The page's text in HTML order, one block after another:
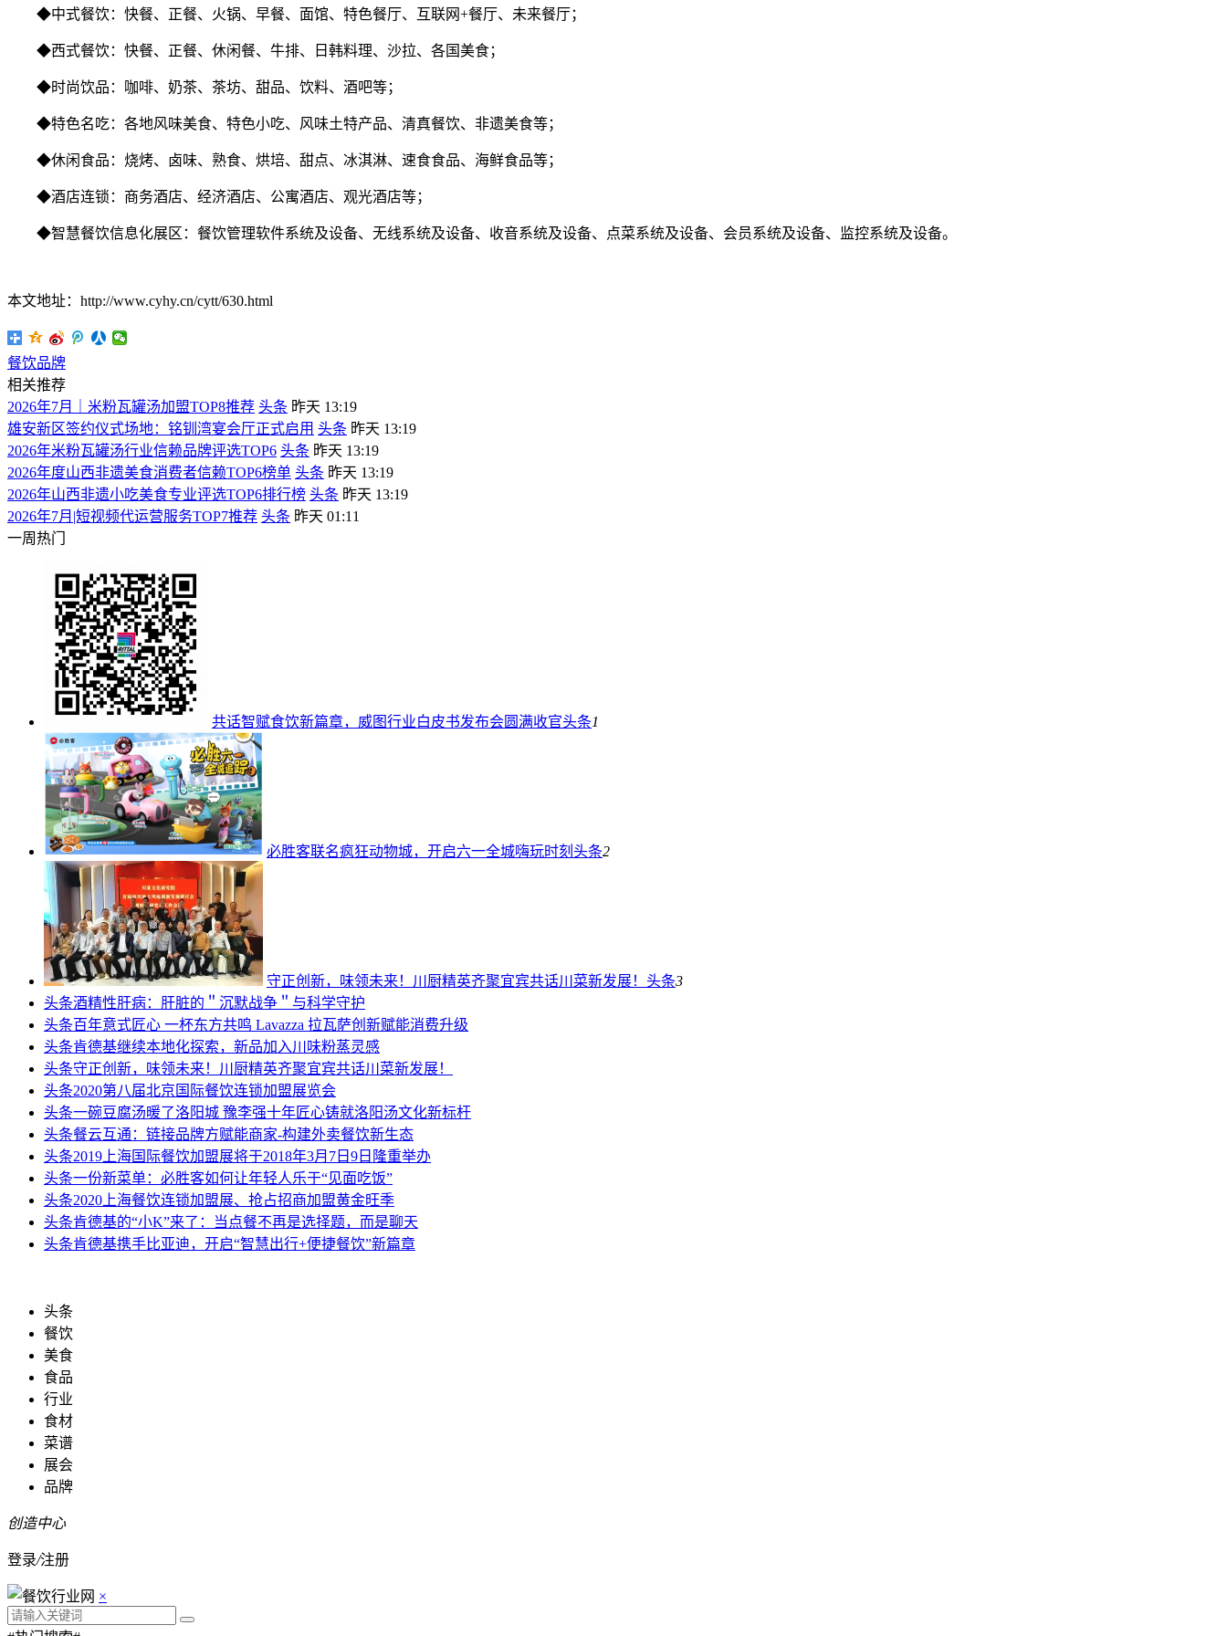
◆中式餐饮：快餐、正餐、火锅、早餐、面馆、特色餐厅、互联网+餐厅、未来餐厅；
◆西式餐饮：快餐、正餐、休闲餐、牛排、日韩料理、沙拉、各国美食；
◆时尚饮品：咖啡、奶茶、茶坊、甜品、饮料、酒吧等；
◆特色名吃：各地风味美食、特色小吃、风味土特产品、清真餐饮、非遗美食等；
◆休闲食品：烧烤、卤味、熟食、烘培、甜点、冰淇淋、速食食品、海鲜食品等；
◆酒店连锁：商务酒店、经济酒店、公寓酒店、观光酒店等；
◆智慧餐饮信息化展区：餐饮管理软件系统及设备、无线系统及设备、收音系统及设备、点菜系统及设备、会员系统及设备、监控系统及设备。
本文地址：http://www.cyhy.cn/cytt/630.html
餐饮品牌
相关推荐
2026年7月｜米粉瓦罐汤加盟TOP8推荐 头条 昨天 13:19
雄安新区签约仪式场地：铭钏湾宴会厅正式启用 头条 昨天 13:19
2026年米粉瓦罐汤行业信赖品牌评选TOP6 头条 昨天 13:19
2026年度山西非遗美食消费者信赖TOP6榜单 头条 昨天 13:19
2026年山西非遗小吃美食专业评选TOP6排行榜 头条 昨天 13:19
2026年7月|短视频代运营服务TOP7推荐 头条 昨天 01:11
一周热门
共话智赋食饮新篇章，威图行业白皮书发布会圆满收官头条1
必胜客联名疯狂动物城，开启六一全城嗨玩时刻 头条2
守正创新，味领未来！川厨精英齐聚宜宾共话川菜新发展！ 头条3
头条酒精性肝病：肝脏的＂沉默战争＂与科学守护
头条百年意式匠心 一杯东方共鸣 Lavazza 拉瓦萨创新赋能消费升级
头条肯德基继续本地化探索，新品加入川味粉蒸灵感
头条守正创新，味领未来！川厨精英齐聚宜宾共话川菜新发展！
头条2020第八届北京国际餐饮连锁加盟展览会
头条一碗豆腐汤暖了洛阳城 豫李强十年匠心铸就洛阳汤文化新标杆
头条餐云互通：链接品牌方赋能商家-构建外卖餐饮新生态
头条2019上海国际餐饮加盟展将于2018年3月7日9日隆重举办
头条一份新菜单：必胜客如何让年轻人乐于“见面吃饭”
头条2020上海餐饮连锁加盟展、抢占招商加盟黄金旺季
头条肯德基的“小K”来了：当点餐不再是选择题，而是聊天
头条肯德基携手比亚迪，开启“智慧出行+便捷餐饮”新篇章
头条
餐饮
美食
食品
行业
食材
菜谱
展会
品牌
创造中心
登录/注册
×